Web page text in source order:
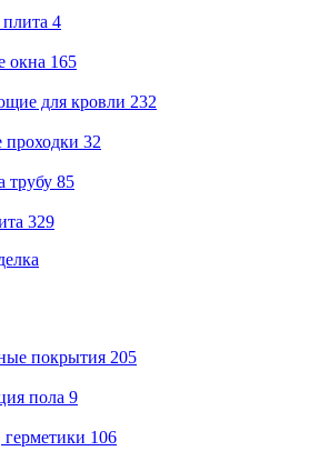
4
окна 165
для кровли 232
проходки 32
трубу 85
329
покрытия 205
пола 9
106